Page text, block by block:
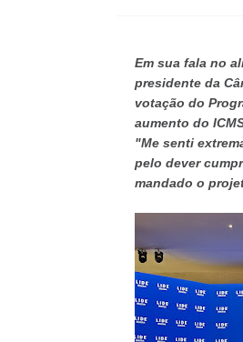
Em sua fala no
presidente da
votação do
aumento do
"Me senti
pelo dever
mandado o